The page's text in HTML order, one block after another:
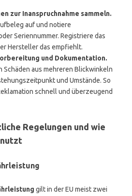
zur Inanspruchnahme sammeln.
auf und notiere
Seriennummer. Registriere das
Hersteller das empfiehlt.
und Dokumentation.
Schäden aus mehreren Blickwinkeln
und Umstände. So
schnell und überzeugend
Regelungen und wie
gilt in der EU meist zwei